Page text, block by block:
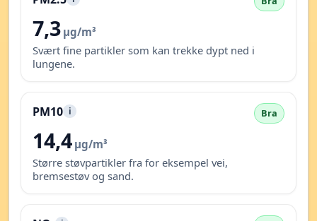
7,3 µg/m³
Svært fine partikler som kan trekke dypt ned i
lungene.
PM10 i Bra
14,4 µg/m³
Større støvpartikler fra for eksempel vei,
bremsestøv og sand.